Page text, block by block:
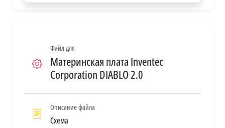
Файл для
Материнская плата Inventec
Corporation DIABLO 2.0
Описание файла
Схема